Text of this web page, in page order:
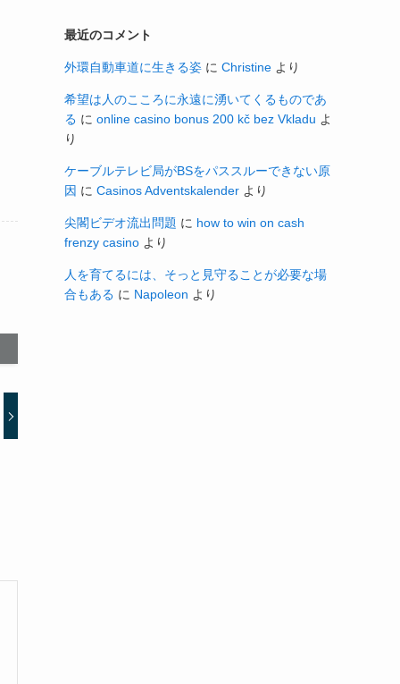
最近のコメント
外環自動車道に生きる姿 に Christine より
希望は人のこころに永遠に湧いてくるものであ
る に online casino bonus 200 kč bez Vkladu よ
り
ケーブルテレビ局がBSをパススルーできない原
因 に Casinos Adventskalender より
尖閣ビデオ流出問題 に how to win on cash
frenzy casino より
人を育てるには、そっと見守ることが必要な場
合もある に Napoleon より